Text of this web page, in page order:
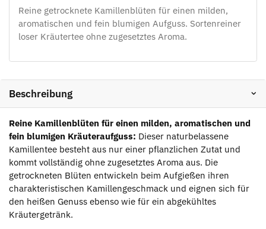
Reine getrocknete Kamillenblüten für einen milden,
aromatischen und fein blumigen Aufguss. Sortenreiner
loser Kräutertee ohne zugesetztes Aroma.
Beschreibung
Reine Kamillenblüten für einen milden, aromatischen und
fein blumigen Kräuteraufguss: Dieser naturbelassene
Kamillentee besteht aus nur einer pflanzlichen Zutat und
kommt vollständig ohne zugesetztes Aroma aus. Die
getrockneten Blüten entwickeln beim Aufgießen ihren
charakteristischen Kamillengeschmack und eignen sich für
den heißen Genuss ebenso wie für ein abgekühltes
Kräutergetränk.